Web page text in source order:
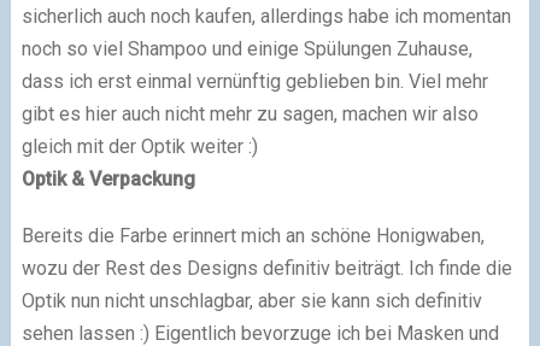
sicherlich auch noch kaufen, allerdings habe ich momentan
noch so viel Shampoo und einige Spülungen Zuhause,
dass ich erst einmal vernünftig geblieben bin. Viel mehr
gibt es hier auch nicht mehr zu sagen, machen wir also
gleich mit der Optik weiter :)
Optik & Verpackung
Bereits die Farbe erinnert mich an schöne Honigwaben,
wozu der Rest des Designs definitiv beiträgt. Ich finde die
Optik nun nicht unschlagbar, aber sie kann sich definitiv
sehen lassen :) Eigentlich bevorzuge ich bei Masken und